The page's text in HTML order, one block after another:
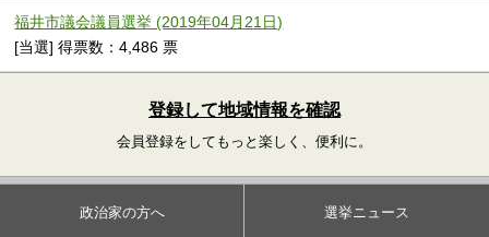
福井市議会議員選挙 (2019年04月21日)
[当選] 得票数：4,486 票
登録して地域情報を確認
会員登録をしてもっと楽しく、便利に。
政治家の方へ 選挙ニュース